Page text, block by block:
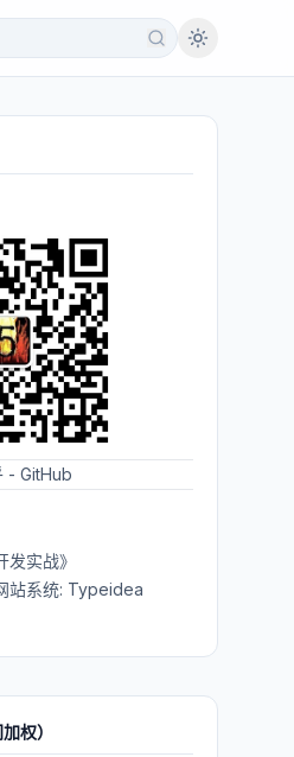
- GitHub
发实战》
站系统: Typeidea
权）